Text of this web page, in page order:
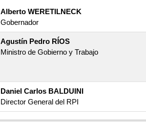
Alberto WERETILNECK
Gobernador
Agustín Pedro RÍOS
Ministro de Gobierno y Trabajo
Daniel Carlos BALDUINI
Director General del RPI